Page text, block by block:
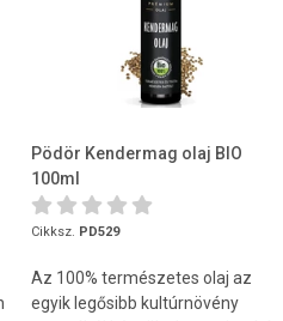
Pödör Kendermag olaj BIO
100ml
Cikksz. PD529
Az 100% természetes olaj az
egyik legősibb kultúrnövény